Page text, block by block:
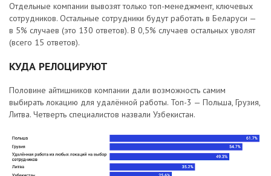
Отдельные компании вывозят только топ-менеджмент, ключевых
сотрудников. Остальные сотрудники будут работать в Беларуси —
в 5% случаев (это 130 ответов). В 0,5% случаев остальных уволят
(всего 15 ответов).
КУДА РЕЛОЦИРУЮТ
Половине айтишников компании дали возможность самим
выбирать локацию для удалённой работы. Топ-3 — Польша, Грузия,
Литва. Четверть специалистов назвали Узбекистан.